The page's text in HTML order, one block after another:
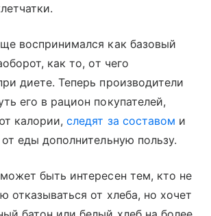
воспринимался как базовый
как то, от чего
диете. Теперь производители
его в рацион покупателей,
калории,следят за составом и
от еды дополнительную пользу.
быть интересен тем, кто не
отказываться от хлеба, но хочет